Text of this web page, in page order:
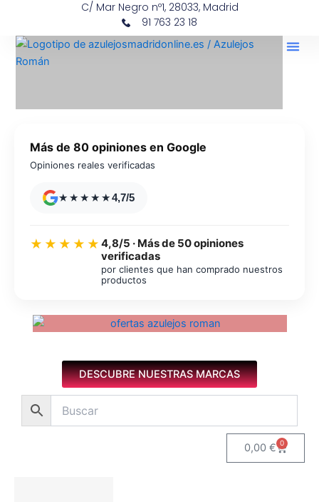
contenido
C/ Mar Negro nº1, 28033, Madrid
91 763 23 18
Más de 80 opiniones en Google
Opiniones reales verificadas
★★★★★4,7/5
★★★★★ 4,8/5 · Más de 50 opiniones
verificadas
por clientes que han comprado nuestros
productos
DESCUBRE NUESTRAS MARCAS
0,00€ 0
Carrito